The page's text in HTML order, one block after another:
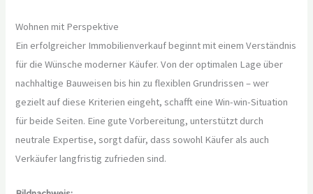
Wohnen mit Perspektive
Ein erfolgreicher Immobilienverkauf beginnt mit einem Verständnis
für die Wünsche moderner Käufer. Von der optimalen Lage über
nachhaltige Bauweisen bis hin zu flexiblen Grundrissen – wer
gezielt auf diese Kriterien eingeht, schafft eine Win-win-Situation
für beide Seiten. Eine gute Vorbereitung, unterstützt durch
neutrale Expertise, sorgt dafür, dass sowohl Käufer als auch
Verkäufer langfristig zufrieden sind.